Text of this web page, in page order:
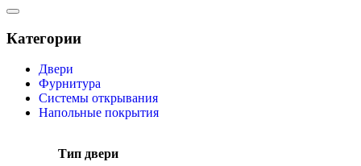
Категории
Двери
Фурнитура
Системы открывания
Напольные покрытия
Тип двери